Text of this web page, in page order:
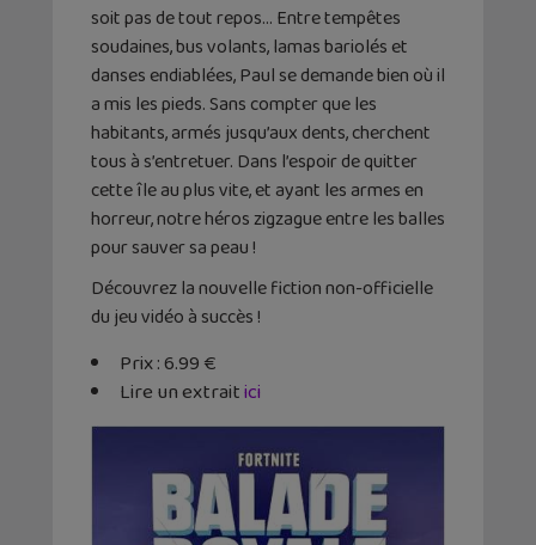
soit pas de tout repos… Entre tempêtes
soudaines, bus volants, lamas bariolés et
danses endiablées, Paul se demande bien où il
a mis les pieds. Sans compter que les
habitants, armés jusqu’aux dents, cherchent
tous à s’entretuer. Dans l’espoir de quitter
cette île au plus vite, et ayant les armes en
horreur, notre héros zigzague entre les balles
pour sauver sa peau !
Découvrez la nouvelle fiction non-officielle
du jeu vidéo à succès !
Prix : 6.99 €
Lire un extraitici